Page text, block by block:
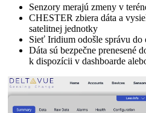
Senzory merajú zmeny v
CHESTER zbiera dáta a
satelitnej jednotky
Sieť Iridium odošle správu do
Dáta sú bezpečne prenesené
k dispozícii v dashboarde